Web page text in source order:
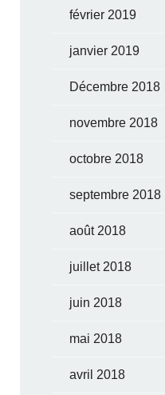
février 2019
janvier 2019
Décembre 2018
novembre 2018
octobre 2018
septembre 2018
août 2018
juillet 2018
juin 2018
mai 2018
avril 2018